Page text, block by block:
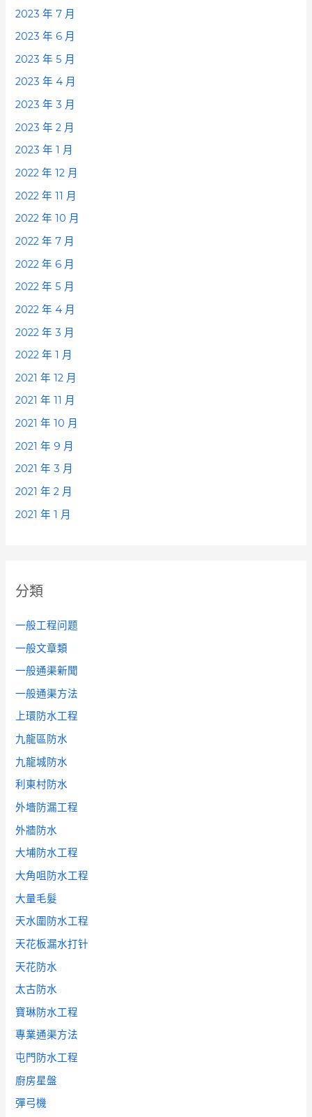
2023 年 7 月
2023 年 6 月
2023 年 5 月
2023 年 4 月
2023 年 3 月
2023 年 2 月
2023 年 1 月
2022 年 12 月
2022 年 11 月
2022 年 10 月
2022 年 7 月
2022 年 6 月
2022 年 5 月
2022 年 4 月
2022 年 3 月
2022 年 1 月
2021 年 12 月
2021 年 11 月
2021 年 10 月
2021 年 9 月
2021 年 3 月
2021 年 2 月
2021 年 1 月
分類
一般工程问题
一般文章類
一般通渠新聞
一般通渠方法
上環防水工程
九龍區防水
九龍城防水
利東村防水
外墻防漏工程
外牆防水
大埔防水工程
大角咀防水工程
大量毛髮
天水圍防水工程
天花板漏水打针
天花防水
太古防水
寶琳防水工程
專業通渠方法
屯門防水工程
廚房星盤
彈弓機